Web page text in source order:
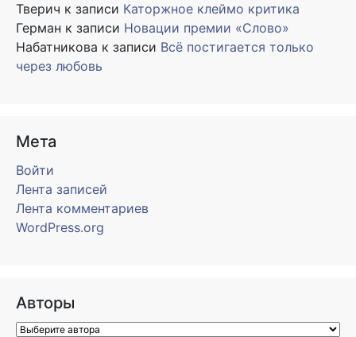
Тверич к записи Каторжное клеймо критика
Герман к записи Новации премии «Слово»
Набатникова к записи Всё постигается только
через любовь
Мета
Войти
Лента записей
Лента комментариев
WordPress.org
Авторы